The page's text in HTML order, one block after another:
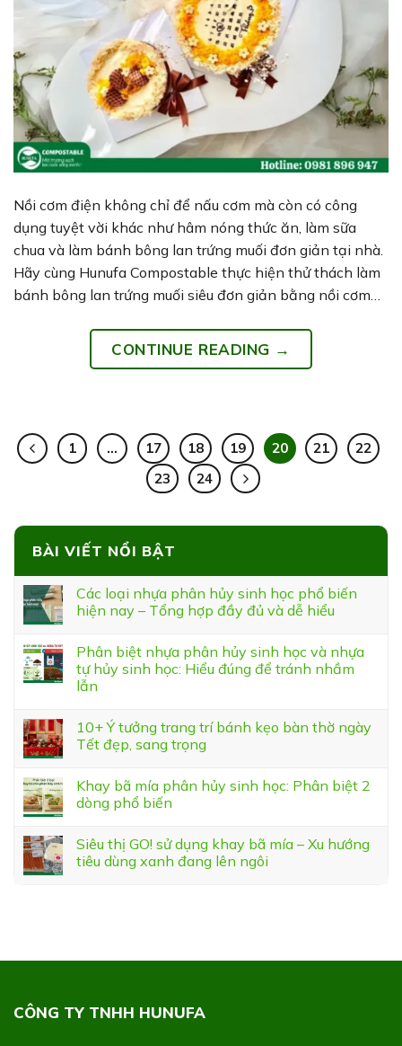
Nồi cơm điện không chỉ để nấu cơm mà còn có công
dụng tuyệt vời khác như hâm nóng thức ăn, làm sữa
chua và làm bánh bông lan trứng muối đơn giản tại nhà.
Hãy cùng Hunufa Compostable thực hiện thử thách làm
bánh bông lan trứng muối siêu đơn giản bằng nồi cơm…
CONTINUE READING →
1 … 17 18 19 20 21
22
23
24
BÀI VIẾT NỔI BẬT
Các loại nhựa phân hủy sinh học phổ biến
hiện nay – Tổng hợp đầy đủ và dễ hiểu
Phân biệt nhựa phân hủy sinh học và nhựa
tự hủy sinh học: Hiểu đúng để tránh nhầm
lẫn
10+ Ý tưởng trang trí bánh kẹo bàn thờ ngày
Tết đẹp, sang trọng
Khay bã mía phân hủy sinh học: Phân biệt 2
dòng phổ biến
Siêu thị GO! sử dụng khay bã mía – Xu hướng
tiêu dùng xanh đang lên ngôi
CÔNG TY TNHH HUNUFA